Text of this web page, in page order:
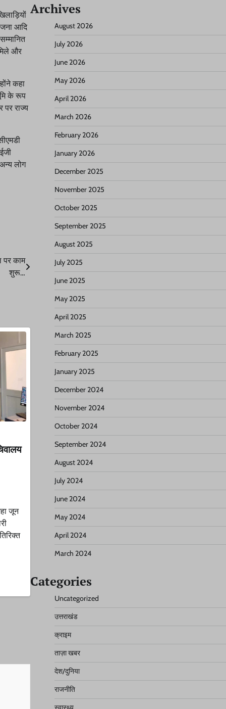
आदि
और
कहा
के रूप
पर राज्य
लोग
पर काम
शुरू…
जून
Archives
August 2026
July 2026
June 2026
May 2026
April 2026
March 2026
February 2026
January 2026
December 2025
November 2025
October 2025
September 2025
August 2025
July 2025
June 2025
May 2025
April 2025
March 2025
February 2025
January 2025
December 2024
November 2024
October 2024
September 2024
August 2024
July 2024
June 2024
May 2024
April 2024
March 2024
Categories
Uncategorized
उत्तराखंड
क्राइम
ताज़ा खबर
देश/दुनिया
राजनीति